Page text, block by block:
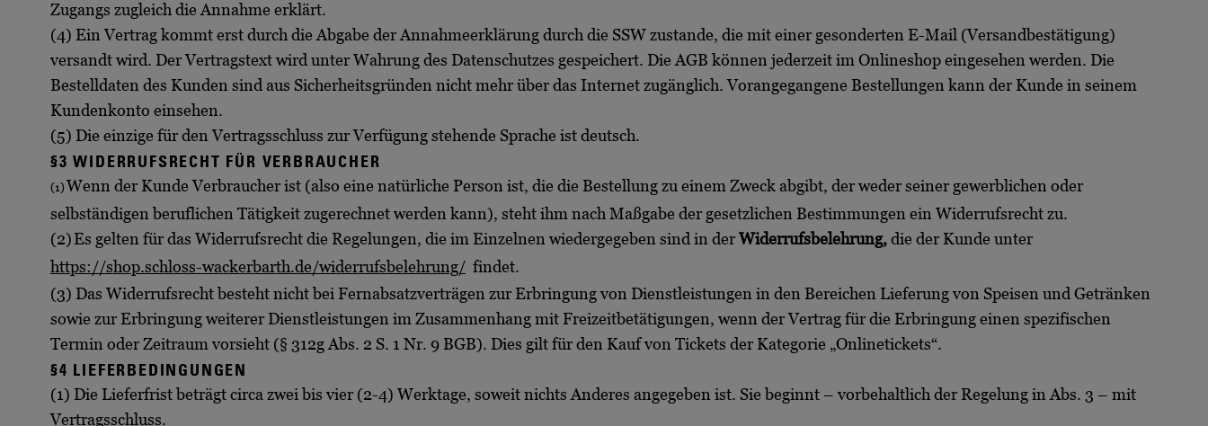
Zugangs zugleich die Annahme erklärt.
(4) Ein Vertrag kommt erst durch die Abgabe der Annahmeerklärung durch die SSW zustande, die mit einer gesonderten E-Mail (Versandbestätigung)
versandt wird. Der Vertragstext wird unter Wahrung des Datenschutzes gespeichert. Die AGB können jederzeit im Onlineshop eingesehen werden. Die
Bestelldaten des Kunden sind aus Sicherheitsgründen nicht mehr über das Internet zugänglich. Vorangegangene Bestellungen kann der Kunde in seinem
Kundenkonto einsehen.
(5) Die einzige für den Vertragsschluss zur Verfügung stehende Sprache ist deutsch.
§3 WIDERRUFSRECHT FÜR VERBRAUCHER
(1) Wenn der Kunde Verbraucher ist (also eine natürliche Person ist, die die Bestellung zu einem Zweck abgibt, der weder seiner gewerblichen oder
selbständigen beruflichen Tätigkeit zugerechnet werden kann), steht ihm nach Maßgabe der gesetzlichen Bestimmungen ein Widerrufsrecht zu.
(2)Es gelten für das Widerrufsrecht die Regelungen, die im Einzelnen wiedergegeben sind in der Widerrufsbelehrung, die der Kunde unter
https://shop.schloss-wackerbarth.de/widerrufsbelehrung/ findet.
(3) Das Widerrufsrecht besteht nicht bei Fernabsatzverträgen zur Erbringung von Dienstleistungen in den Bereichen Lieferung von Speisen und Getränken
sowie zur Erbringung weiterer Dienstleistungen im Zusammenhang mit Freizeitbetätigungen, wenn der Vertrag für die Erbringung einen spezifischen
Termin oder Zeitraum vorsieht (§ 312g Abs. 2 S. 1 Nr. 9 BGB). Dies gilt für den Kauf von Tickets der Kategorie „Onlinetickets“.
§4 LIEFERBEDINGUNGEN
(1) Die Lieferfrist beträgt circa zwei bis vier (2-4) Werktage, soweit nichts Anderes angegeben ist. Sie beginnt – vorbehaltlich der Regelung in Abs. 3 – mit
Vertragsschluss.